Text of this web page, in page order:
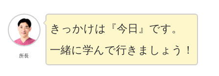
所長
きっかけは『今日』です。
一緒に学んで行きましょう！